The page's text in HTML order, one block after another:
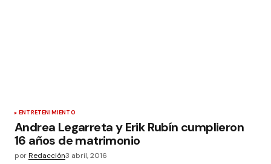
ENTRETENIMIENTO
Andrea Legarreta y Erik Rubín cumplieron
16 años de matrimonio
porRedacción3 abril, 2016